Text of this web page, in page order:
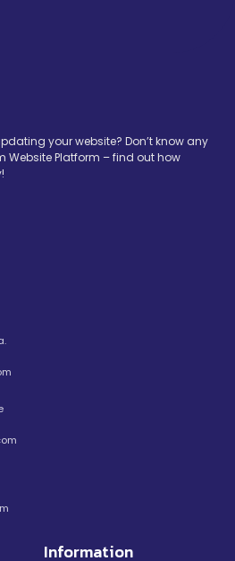
your website? Don’t know any
Website Platform – find out how
Information